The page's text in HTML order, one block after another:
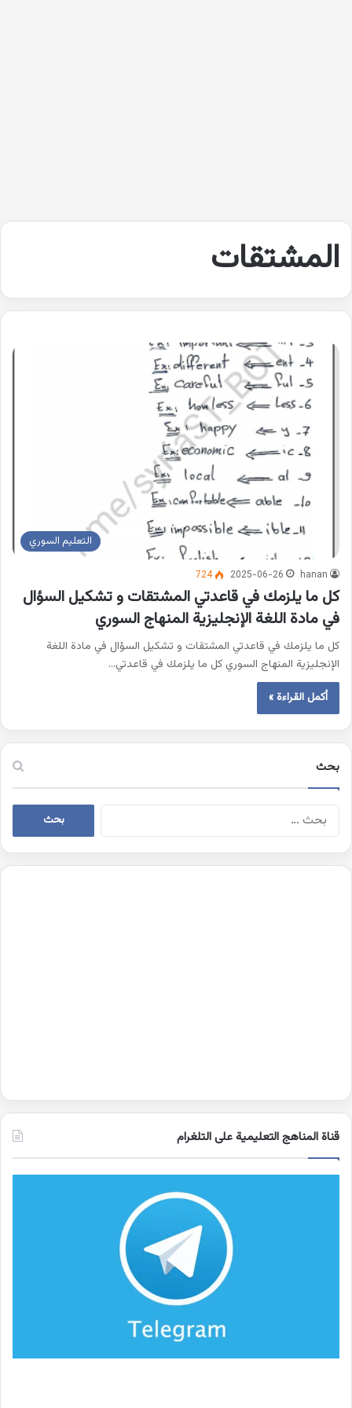
المشتقات
التعليم السوري
hanan
2025-06-26
724
كل ما يلزمك في قاعدتي المشتقات و تشكيل السؤال
في مادة اللغة الإنجليزية المنهاج السوري
كل ما يلزمك في قاعدتي المشتقات و تشكيل السؤال في مادة اللغة
الإنجليزية المنهاج السوري كل ما يلزمك في قاعدتي…
أكمل القراءة »
بحث
البحث
قناة المناهج التعليمية على التلغرام